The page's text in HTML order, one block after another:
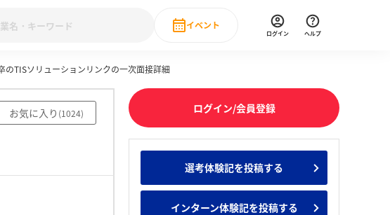
みんなの新卒就職人気企業ランキング みんなのインターン人気企業ランキ
28卒 IT・DX現場社員インタビュー
イベント
直近のイベント一覧
ログイン ヘルプ
のTISソリューションリンクの一次面接詳細
お気に入り (1024) ログイン/会員登録
選考体験記を投稿する
インターン体験記を投稿する